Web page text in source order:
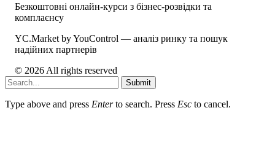
Безкоштовні онлайн-курси з бізнес-розвідки та
комплаєнсу
YC.Market by YouControl — аналіз ринку та пошук
надійних партнерів
© 2026 All rights reserved
Submit
Type above and press Enterto search. Press Esc to cancel.